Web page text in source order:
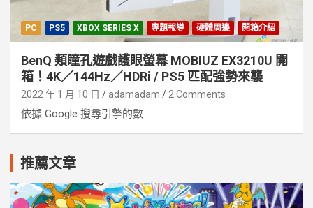
PC PS5 XBOX SERIES X 專題報導 硬體周邊 開箱介紹
BenQ 類瞳孔遊戲護眼螢幕 MOBIUZ EX3210U 開
箱！4K／144Hz／HDRi / PS5 匹配強勢來襲
2022 年 1 月 10 日 adamadam 2 Comments
依據 Google 搜尋引擎的數...
推薦文章